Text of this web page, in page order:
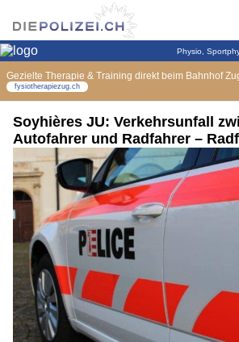
Soyhières JU: Verkehrsunfall
Autofahrer und Radfahrer –